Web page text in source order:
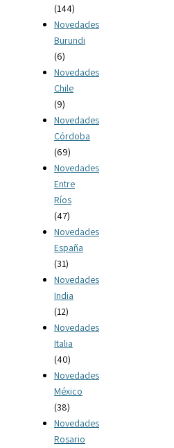
(144)
Novedades
Burundi
(6)
Novedades
Chile
(9)
Novedades
Córdoba
(69)
Novedades
Entre
Ríos
(47)
Novedades
España
(31)
Novedades
India
(12)
Novedades
Italia
(40)
Novedades
México
(38)
Novedades
Rosario